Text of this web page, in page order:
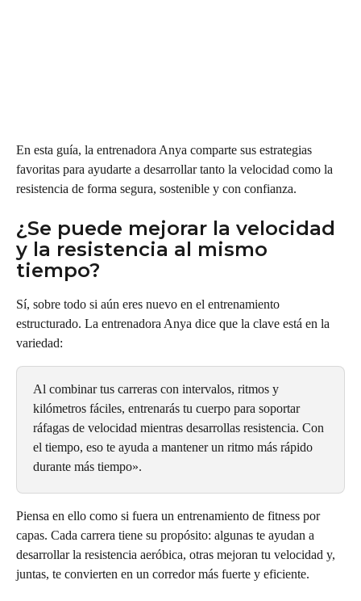
En esta guía, la entrenadora Anya comparte sus estrategias
favoritas para ayudarte a desarrollar tanto la velocidad como la
resistencia de forma segura, sostenible y con confianza.
¿Se puede mejorar la velocidad
y la resistencia al mismo
tiempo?
Sí, sobre todo si aún eres nuevo en el entrenamiento
estructurado. La entrenadora Anya dice que la clave está en la
variedad:
Al combinar tus carreras con intervalos, ritmos y
kilómetros fáciles, entrenarás tu cuerpo para soportar
ráfagas de velocidad mientras desarrollas resistencia. Con
el tiempo, eso te ayuda a mantener un ritmo más rápido
durante más tiempo».
Piensa en ello como si fuera un entrenamiento de fitness por
capas. Cada carrera tiene su propósito: algunas te ayudan a
desarrollar la resistencia aeróbica, otras mejoran tu velocidad y,
juntas, te convierten en un corredor más fuerte y eficiente.